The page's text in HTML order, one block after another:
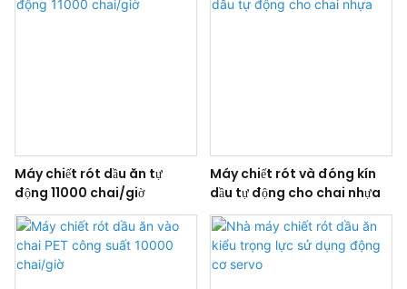
Máy chiết rót dầu ăn tự
động 11000 chai/giờ
Máy chiết rót và đóng kín
dầu tự động cho chai nhựa